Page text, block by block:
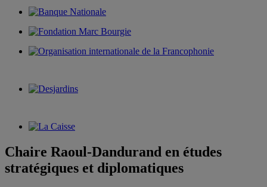
Chaire Raoul-Dandurand en études
stratégiques et diplomatiques